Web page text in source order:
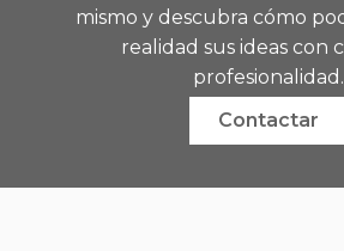
mismo y descubra cómo
realidad sus ideas con
profesionalidad.
Contactar